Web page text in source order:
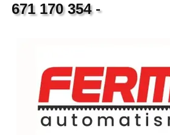
671 170 354-